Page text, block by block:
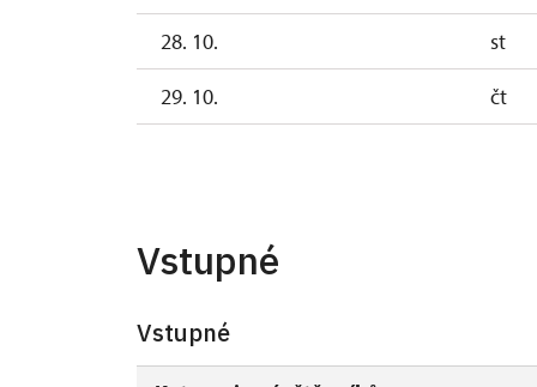
28. 10.
st
29. 10.
čt
2. 11.-31. 12.
2027
Vstupné
Vstupné